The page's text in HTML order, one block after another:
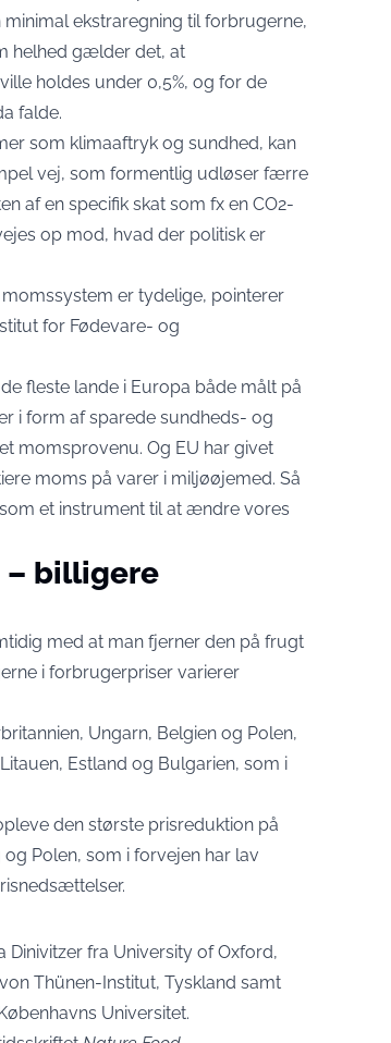
ekstraregning til forbrugerne,
helhed gælder det, at
holdes under 0,5%, og for de
falde.
som klimaaftryk og sundhed, kan
vej, som formentlig udløser færre
af en specifik skat som fx en CO2-
op mod, hvad der politisk er
er tydelige, pointerer
for Fødevare- og
fleste lande i Europa både målt på
i form af sparede sundheds- og
momsprovenu. Og EU har givet
moms på varer i miljøøjemed. Så
et instrument til at ændre vores
– billigere
med at man fjerner den på frugt
i forbrugerpriser varierer
Ungarn, Belgien og Polen,
Estland og Bulgarien, som i
den største prisreduktion på
Polen, som i forvejen har lav
fra University of Oxford,
Thünen-Institut, Tyskland samt
Universitet.